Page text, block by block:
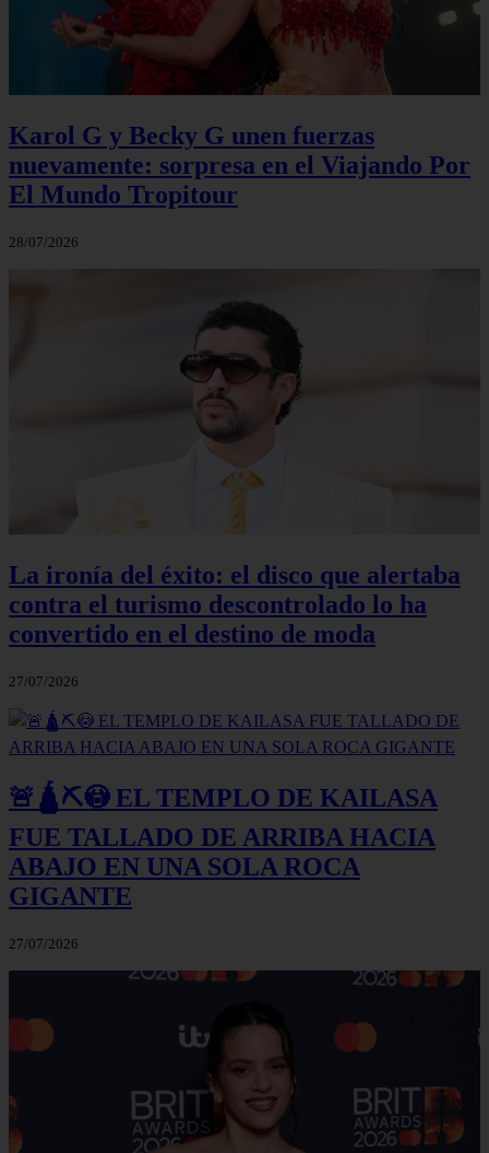
Karol G y Becky G unen fuerzas
nuevamente: sorpresa en el Viajando Por
El Mundo Tropitour
28/07/2026
La ironía del éxito: el disco que alertaba
contra el turismo descontrolado lo ha
convertido en el destino de moda
27/07/2026
🚨🛕⛏️😳 EL TEMPLO DE KAILASA
FUE TALLADO DE ARRIBA HACIA
ABAJO EN UNA SOLA ROCA
GIGANTE
27/07/2026